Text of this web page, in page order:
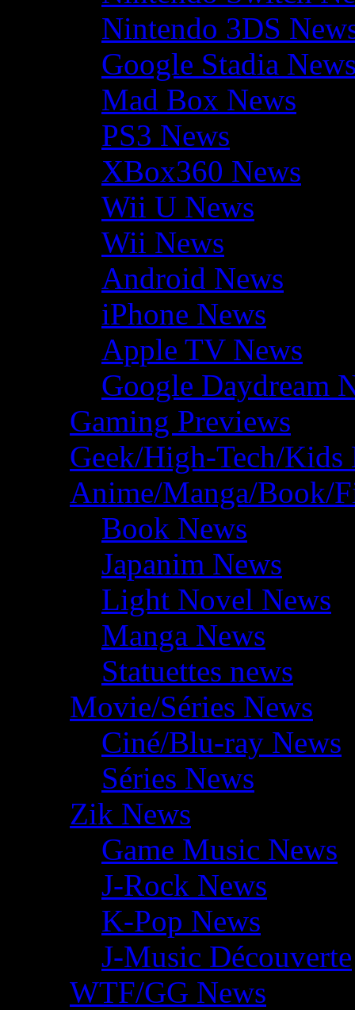
Nintendo 3DS
Google Stadia
Mad Box News
PS3 News
XBox360 News
Wii U News
Wii News
Android News
iPhone News
Apple TV News
Google Daydream
Gaming Previews
Geek/High-Tech/Kids
Anime/Manga/Book/
Book News
Japanim News
Light Novel News
Manga News
Statuettes news
Movie/Séries News
Ciné/Blu-ray News
Séries News
Zik News
Game Music News
J-Rock News
K-Pop News
J-Music Découverte
WTF/GG News